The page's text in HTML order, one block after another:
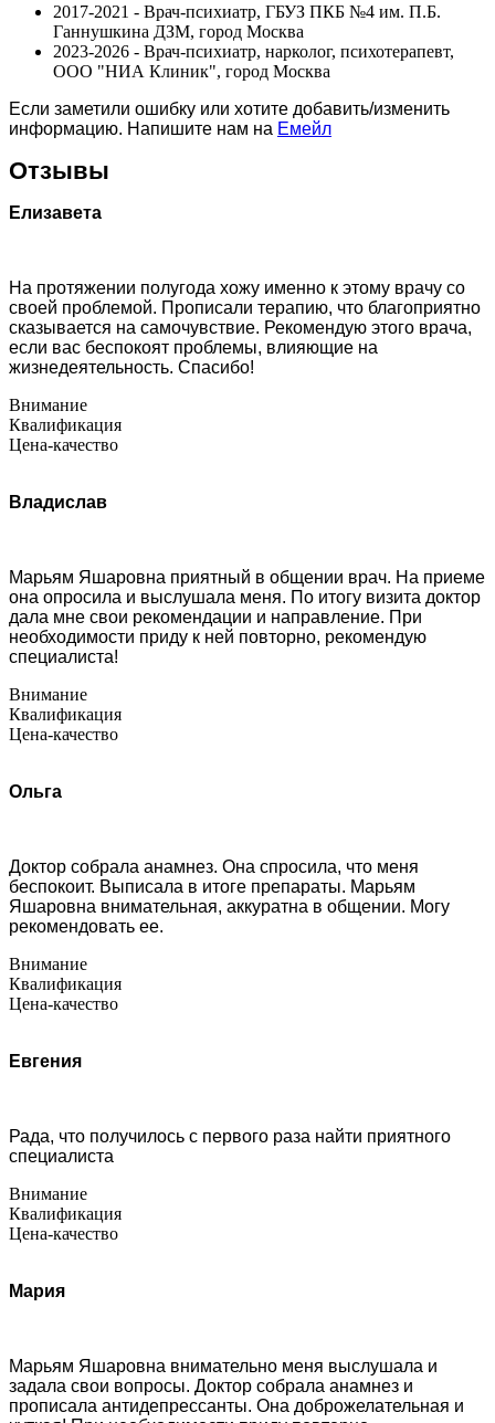
2017-2021 - Врач-психиатр, ГБУЗ ПКБ №4 им. П.Б.
Ганнушкина ДЗМ, город Москва
2023-2026 - Врач-психиатр, нарколог, психотерапевт,
ООО "НИА Клиник", город Москва
Если заметили ошибку или хотите добавить/изменить
информацию. Напишите нам на Емейл
Отзывы
Елизавета
На протяжении полугода хожу именно к этому врачу со
своей проблемой. Прописали терапию, что благоприятно
сказывается на самочувствие. Рекомендую этого врача,
если вас беспокоят проблемы, влияющие на
жизнедеятельность. Спасибо!
Внимание
Квалификация
Цена-качество
Владислав
Марьям Яшаровна приятный в общении врач. На приеме
она опросила и выслушала меня. По итогу визита доктор
дала мне свои рекомендации и направление. При
необходимости приду к ней повторно, рекомендую
специалиста!
Внимание
Квалификация
Цена-качество
Ольга
Доктор собрала анамнез. Она спросила, что меня
беспокоит. Выписала в итоге препараты. Марьям
Яшаровна внимательная, аккуратна в общении. Могу
рекомендовать ее.
Внимание
Квалификация
Цена-качество
Евгения
Рада, что получилось с первого раза найти приятного
специалиста
Внимание
Квалификация
Цена-качество
Мария
Марьям Яшаровна внимательно меня выслушала и
задала свои вопросы. Доктор собрала анамнез и
прописала антидепрессанты. Она доброжелательная и